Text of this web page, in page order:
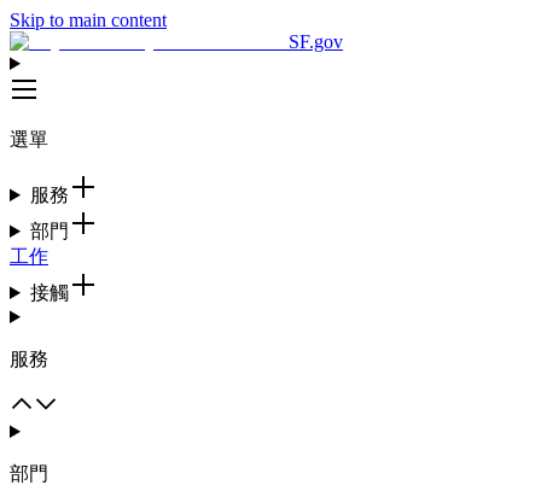
Skip to main content
SF.gov
選單
服務
部門
工作
接觸
服務
部門